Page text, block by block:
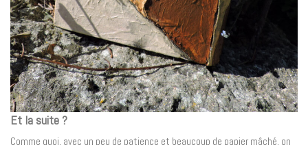
Et la suite ?
Comme quoi, avec un peu de patience et beaucoup de papier mâché, on